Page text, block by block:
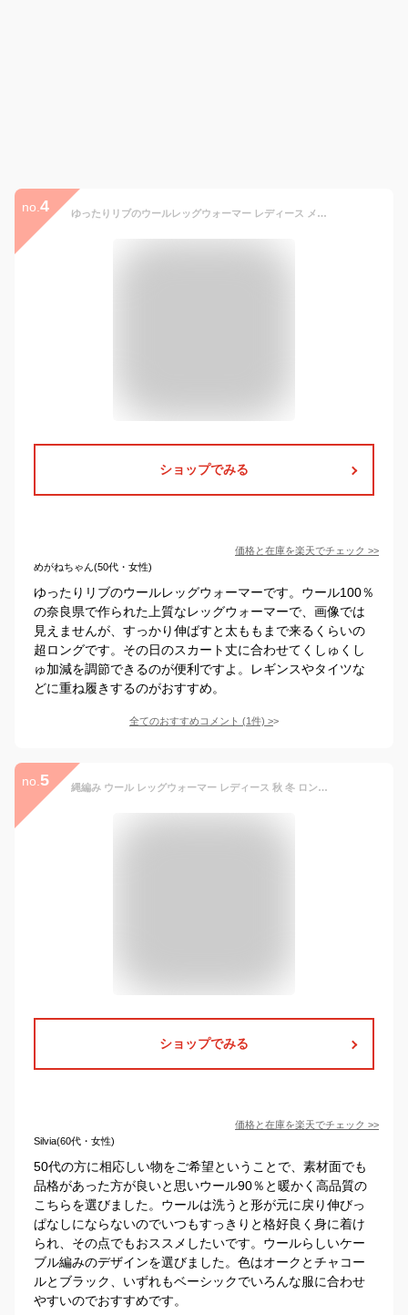
no. 4 ゆったりリブのウールレッグウォーマー レディース メンズ 秋 冬 ウール100% ロング 超ロング 膝上 大きいサイズ 冷え取り 冷えとり あったか 温かい ゆったり ゴムなし おしゃれ 日本製 841[I:9/10]
ショップでみる
価格と在庫を楽天でチェック >>
めがねちゃん(50代・女性)
ゆったりリブのウールレッグウォーマーです。ウール100％
の奈良県で作られた上質なレッグウォーマーで、画像では
見えませんが、すっかり伸ばすと太ももまで来るくらいの
超ロングです。その日のスカート丈に合わせてくしゅくし
ゅ加減を調節できるのが便利ですよ。レギンスやタイツな
どに重ね履きするのがおすすめ。
全てのおすすめコメント (1件) >
no. 5 縄編み ウール レッグウォーマー レディース 秋 冬 ロング 超ロング 柄 アームウォーマー あったかい あったか 暖かい おしゃれ かわいい 足首 模様 防寒 温かい ニット 厚手 冷えとり 冷え 足元 足首 日本製 841[I:9/20]
ショップでみる
価格と在庫を楽天でチェック >>
Silvia(60代・女性)
50代の方に相応しい物をご希望ということで、素材面でも
品格があった方が良いと思いウール90％と暖かく高品質の
こちらを選びました。ウールは洗うと形が元に戻り伸びっ
ぱなしにならないのでいつもすっきりと格好良く身に着け
られ、その点でもおススメしたいです。ウールらしいケー
ブル編みのデザインを選びました。色はオークとチャコー
ルとブラック、いずれもベーシックでいろんな服に合わせ
やすいのでおすすめです。